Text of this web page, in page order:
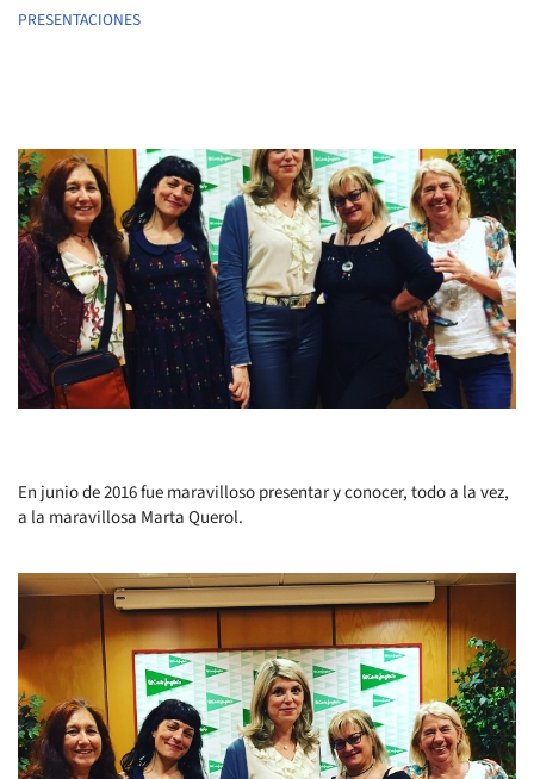
PRESENTACIONES
En junio de 2016 fue maravilloso presentar y conocer, todo a la vez,
a la maravillosa Marta Querol.